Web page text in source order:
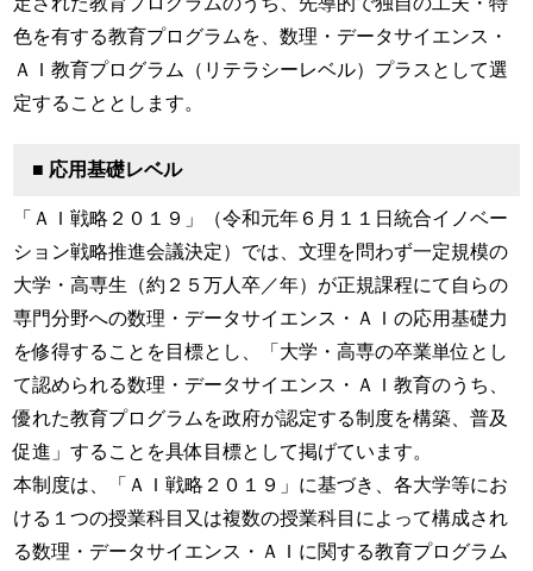
色を有する教育プログラムを、数理・データサイエンス・
ＡＩ教育プログラム（リテラシーレベル）プラスとして選
定することとします。
■ 応用基礎レベル
「ＡＩ戦略２０１９」（令和元年６月１１日統合イノベー
ション戦略推進会議決定）では、文理を問わず一定規模の
大学・高専生（約２５万人卒／年）が正規課程にて自らの
専門分野への数理・データサイエンス・ＡＩの応用基礎力
を修得することを目標とし、「大学・高専の卒業単位とし
て認められる数理・データサイエンス・ＡＩ教育のうち、
優れた教育プログラムを政府が認定する制度を構築、普及
促進」することを具体目標として掲げています。
本制度は、「ＡＩ戦略２０１９」に基づき、各大学等にお
ける１つの授業科目又は複数の授業科目によって構成され
る数理・データサイエンス・ＡＩに関する教育プログラム